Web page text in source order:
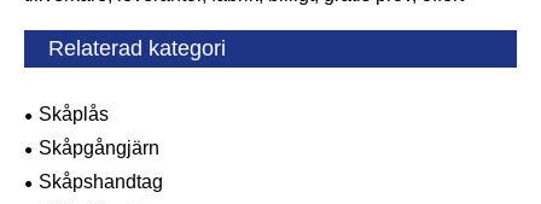
Relaterad kategori
Skåplås
Skåpgångjärn
Skåpshandtag